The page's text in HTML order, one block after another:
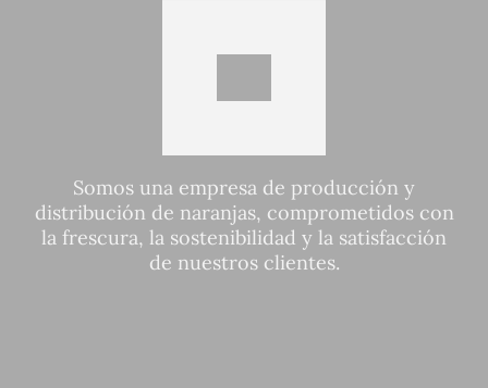
Somos una empresa de producción y
distribución de naranjas, comprometidos con
la frescura, la sostenibilidad y la satisfacción
de nuestros clientes.